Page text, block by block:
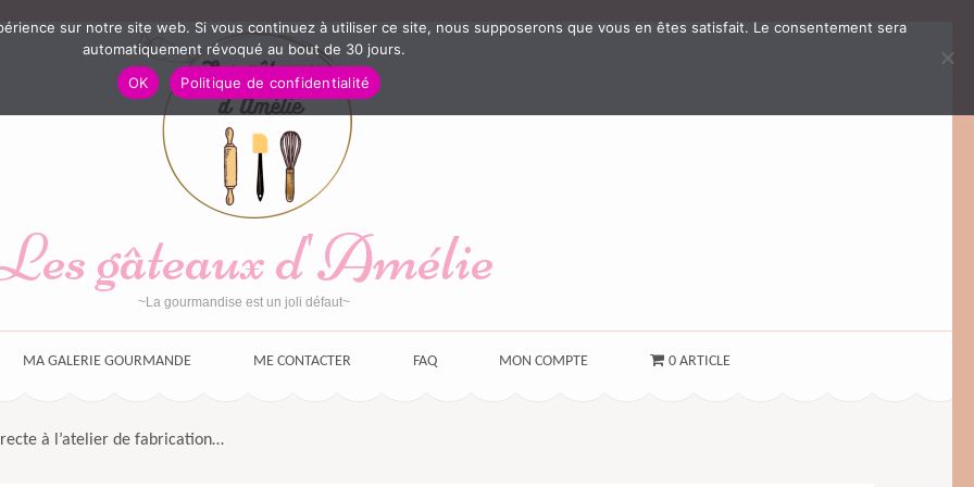
gâteaux d'Amélie
~La gourmandise est un joli défaut~
MA GALERIE GOURMANDE ME CONTACTER FAQ MON COMPTE 0 ARTICLE
à l’atelier de fabrication…
sur notre site web. Si vous continuez à utiliser ce site, nous supposerons que vous en êtes satisfait. Le consentement sera
automatiquement révoqué au bout de 30 jours.
OK
Politique de confidentialité